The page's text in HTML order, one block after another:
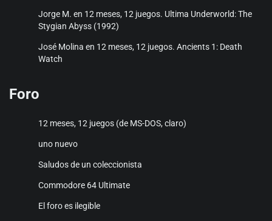
Jorge M. en 12 meses, 12 juegos. Ultima Underworld: The
Stygian Abyss (1992)
José Molina en 12 meses, 12 juegos. Ancients 1: Death
Watch
Foro
12 meses, 12 juegos (de MS-DOS, claro)
uno nuevo
Saludos de un coleccionista
Commodore 64 Ultimate
El foro es ilegible